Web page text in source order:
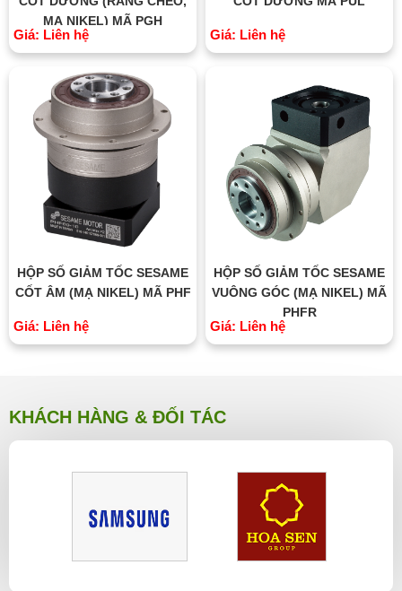
MẠ NIKEL) MÃ PGH
Giá: Liên hệ Giá: Liên hệ
HỘP SỐ GIẢM TỐC SESAME
CỐT ÂM (MẠ NIKEL) MÃ PHF
Giá: Liên hệ
HỘP SỐ GIẢM TỐC SESAME
VUÔNG GÓC (MẠ NIKEL) MÃ
PHFR
Giá: Liên hệ
KHÁCH HÀNG & ĐỐI TÁC